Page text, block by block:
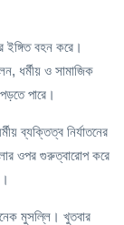
ইঙ্গিত বহন করে।
ধর্মীয় ও সামাজিক
পারে।
ব্যক্তিত্ব নির্যাতনের
ওপর গুরুত্বারোপ করে
মুসল্লি। খুতবার